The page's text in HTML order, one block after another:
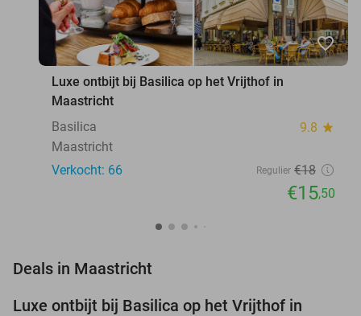
favorite_border
Luxe ontbijt bij Basilica op het Vrijthof in
Maastricht
Basilica
9.8 star
Maastricht
Verkocht: 66
Regulier €18
€15,50
Deals in Maastricht
Luxe ontbijt bij Basilica op het Vrijthof in